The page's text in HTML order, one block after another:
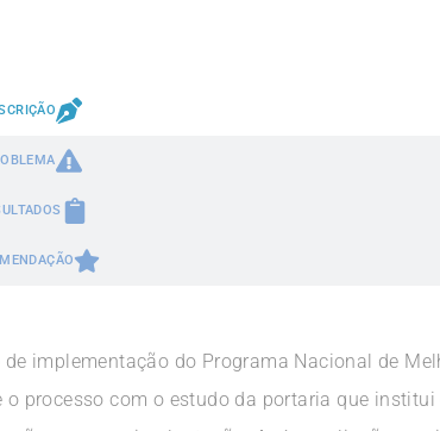
implementação do Programa Nacional de
processo com o estudo da portaria que institui